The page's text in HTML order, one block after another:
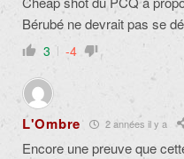
Bérubé ne devrait pas se
3 -4
L'Ombre 2 années il y a
Encore une preuve que